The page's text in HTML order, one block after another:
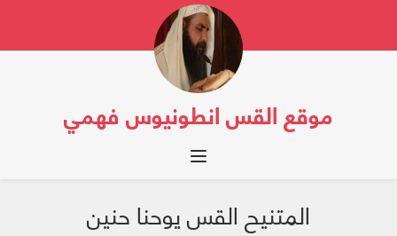
موقع القس انطونيوس فهمي
Toggle navigation
المتنيح القس يوحنا حنين